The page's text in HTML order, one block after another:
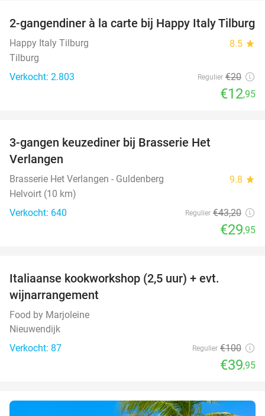
35%
2-gangendiner à la carte bij Happy Italy Tilburg
Happy Italy Tilburg 8.5 star
Tilburg
Verkocht: 2.803
Regulier €20
€12,95
3-gangen keuzediner bij Brasserie Het
Verlangen
Brasserie Het Verlangen - Guldenberg 9.8 star
Helvoirt (10 km)
Verkocht: 640
Regulier €43,20
€29,95
Italiaanse kookworkshop (2,5 uur) + evt.
wijnarrangement
Food by Marjoleine
Nieuwendijk
Verkocht: 87
Regulier €100
€39,95